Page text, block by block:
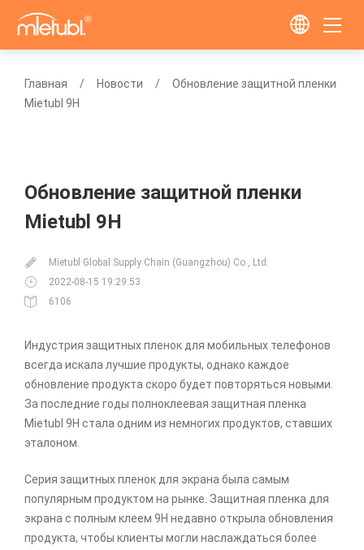
Главная Новости
Обновление защитной пленки
Mietubl 9H
Обновление защитной пленки
Mietubl 9H
Mietubl Global Supply Chain (Guangzhou) Co., Ltd.
2022-08-15 19:29:53
6106
Индустрия защитных пленок для мобильных телефонов
всегда искала лучшие продукты, однако каждое
обновление продукта скоро будет повторяться новыми.
За последние годы полноклеевая защитная пленка
Mietubl 9H стала одним из немногих продуктов, ставших
эталоном.
Серия защитных пленок для экрана была самым
популярным продуктом на рынке. Защитная пленка для
экрана с полным клеем 9H недавно открыла обновления
продукта, чтобы клиенты могли наслаждаться более